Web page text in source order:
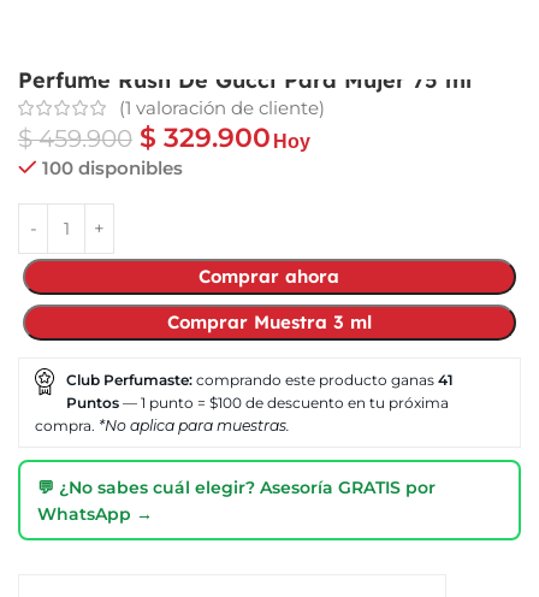
Perfume Rush De Gucci Para Mujer 75 ml
(1 valoración de cliente)
$459.900 $ 329.900 Hoy
100 disponibles
Comprar ahora
Comprar Muestra 3 ml
Club Perfumaste: comprando este producto ganas 41
Puntos — 1 punto = $100 de descuento en tu próxima
compra. *No aplica para muestras.
💬 ¿No sabes cuál elegir? Asesoría GRATIS por
WhatsApp →